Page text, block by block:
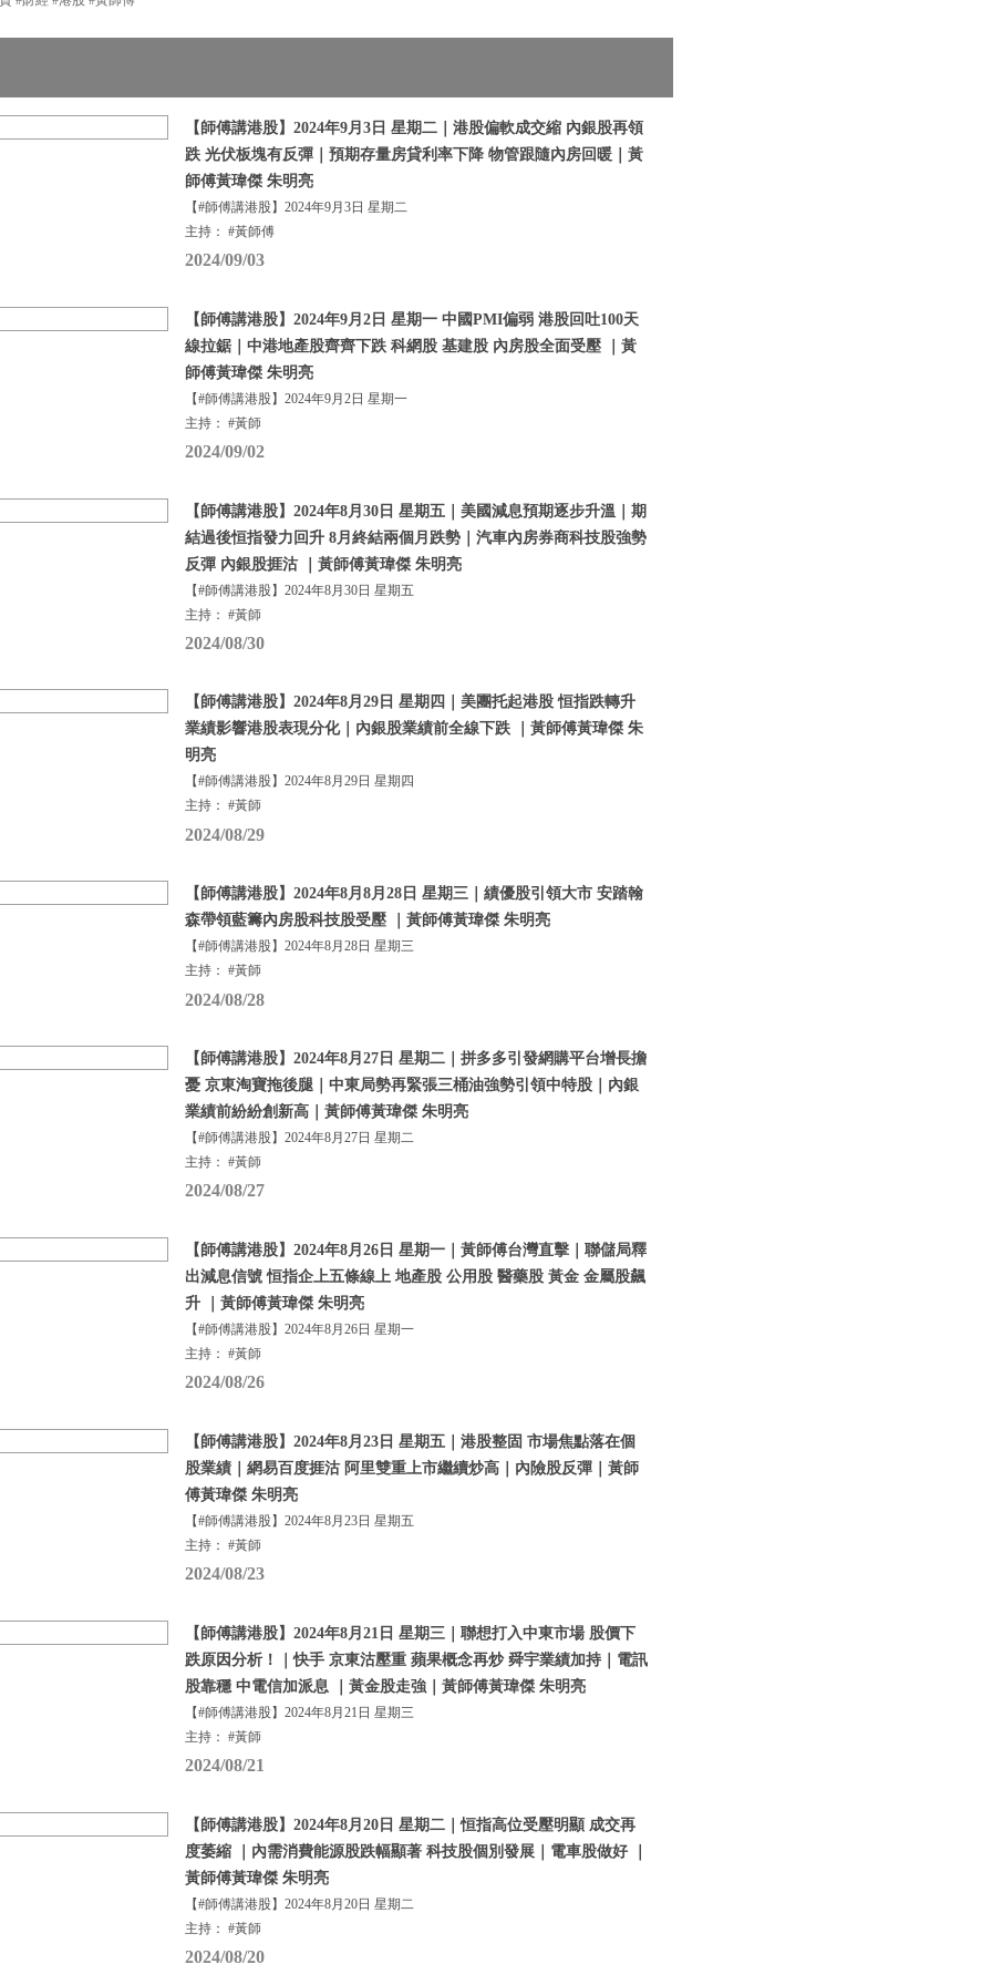
【師傅講港股】2024年9月3日 星期二｜港股偏軟成交縮 內銀股再領
跌 光伏板塊有反彈｜預期存量房貸利率下降 物管跟隨內房回暖｜黃
師傅黃瑋傑 朱明亮
【#師傅講港股】2024年9月3日 星期二
主持： #黃師傅
2024/09/03
【師傅講港股】2024年9月2日 星期一 中國PMI偏弱 港股回吐100天
線拉鋸｜中港地產股齊齊下跌 科網股 基建股 內房股全面受壓 ｜黃
師傅黃瑋傑 朱明亮
【#師傅講港股】2024年9月2日 星期一
主持： #黃師
2024/09/02
【師傅講港股】2024年8月30日 星期五｜美國減息預期逐步升溫｜期
結過後恒指發力回升 8月終結兩個月跌勢｜汽車內房券商科技股強勢
反彈 內銀股捱沽 ｜黃師傅黃瑋傑 朱明亮
【#師傅講港股】2024年8月30日 星期五
主持： #黃師
2024/08/30
【師傅講港股】2024年8月29日 星期四｜美團托起港股 恒指跌轉升
業績影響港股表現分化｜內銀股業績前全線下跌 ｜黃師傅黃瑋傑 朱
明亮
【#師傅講港股】2024年8月29日 星期四
主持： #黃師
2024/08/29
【師傅講港股】2024年8月8月28日 星期三｜績優股引領大市 安踏翰
森帶領藍籌內房股科技股受壓 ｜黃師傅黃瑋傑 朱明亮
【#師傅講港股】2024年8月28日 星期三
主持： #黃師
2024/08/28
【師傅講港股】2024年8月27日 星期二｜拼多多引發網購平台增長擔
憂 京東淘寶拖後腿｜中東局勢再緊張三桶油強勢引領中特股｜內銀
業績前紛紛創新高｜黃師傅黃瑋傑 朱明亮
【#師傅講港股】2024年8月27日 星期二
主持： #黃師
2024/08/27
【師傅講港股】2024年8月26日 星期一｜黃師傅台灣直擊｜聯儲局釋
出減息信號 恒指企上五條線上 地產股 公用股 醫藥股 黃金 金屬股飆
升 ｜黃師傅黃瑋傑 朱明亮
【#師傅講港股】2024年8月26日 星期一
主持： #黃師
2024/08/26
【師傅講港股】2024年8月23日 星期五｜港股整固 市場焦點落在個
股業績｜網易百度捱沽 阿里雙重上市繼續炒高｜內險股反彈｜黃師
傅黃瑋傑 朱明亮
【#師傅講港股】2024年8月23日 星期五
主持： #黃師
2024/08/23
【師傅講港股】2024年8月21日 星期三｜聯想打入中東市場 股價下
跌原因分析！｜快手 京東沽壓重 蘋果概念再炒 舜宇業績加持｜電訊
股靠穩 中電信加派息 ｜黃金股走強｜黃師傅黃瑋傑 朱明亮
【#師傅講港股】2024年8月21日 星期三
主持： #黃師
2024/08/21
【師傅講港股】2024年8月20日 星期二｜恒指高位受壓明顯 成交再
度萎縮 ｜內需消費能源股跌幅顯著 科技股個別發展｜電車股做好 ｜
黃師傅黃瑋傑 朱明亮
【#師傅講港股】2024年8月20日 星期二
主持： #黃師
2024/08/20